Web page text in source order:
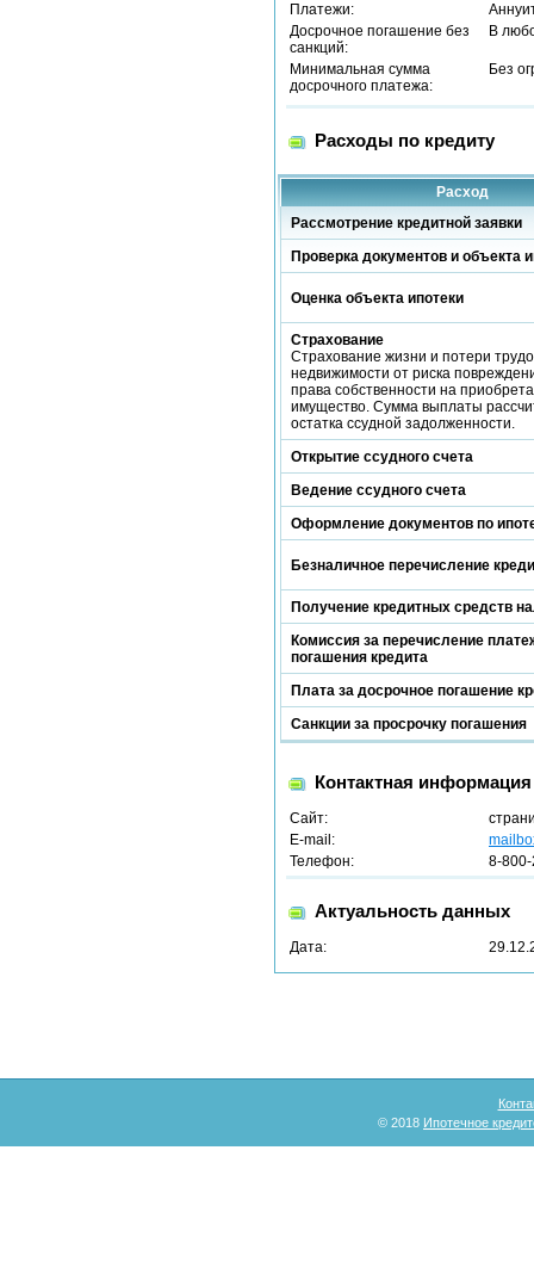
Платежи:
Досрочное погашение без
санкций:
В
Минимальная сумма
досрочного платежа:
Без
Расходы по кредиту
Расход
Рассмотрение кредитной заявки
Проверка документов и объекта
Оценка объекта ипотеки
Страхование
Страхование жизни и потери
недвижимости от риска
права собственности на
имущество. Сумма выплаты
остатка ссудной задолженности.
Открытие ссудного счета
Ведение ссудного счета
Оформление документов по
Безналичное перечисление
Получение кредитных средств
Комиссия за перечисление
погашения кредита
Плата за досрочное погашение
Санкции за просрочку погашения
Контактная информация
Сайт:
E-mail:
Телефон:
8-
Актуальность данных
Дата:
© 2018 Ипотечное